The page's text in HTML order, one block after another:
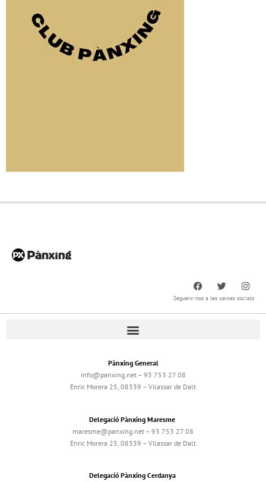
Segueix-nos a les xarxes socials
Pànxing General
info@panxing.net – 93 753 27 08
Enric Morera 25, 08339 – Vilassar de Dalt
Delegació Pànxing Maresme
maresme@panxing.net – 93 753 27 08
Enric Morera 25, 08339 – Vilassar de Dalt
Delegació Pànxing Cerdanya